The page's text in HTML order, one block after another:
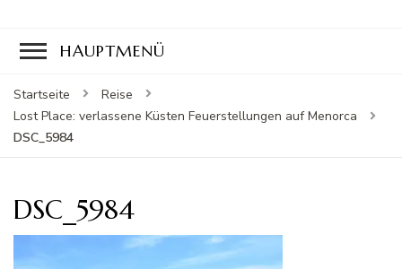
HAUPTMENÜ
Startseite
Reise
Lost Place: verlassene Küsten Feuerstellungen auf Menorca
DSC_5984
DSC_5984